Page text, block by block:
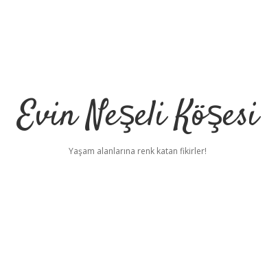
Evin Neşeli Köşesi
Yaşam alanlarına renk katan fikirler!